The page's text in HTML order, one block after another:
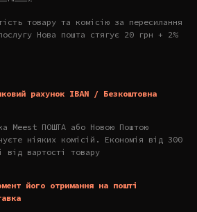
товару та комісію за пересилання
Нова пошта стягує 20 грн + 2%
рахунок IBAN / Безкоштовна
Meest ПОШТА або Новою Поштою
ніяких комісій. Економія від 300
від вартості товару
його отримання на пошті